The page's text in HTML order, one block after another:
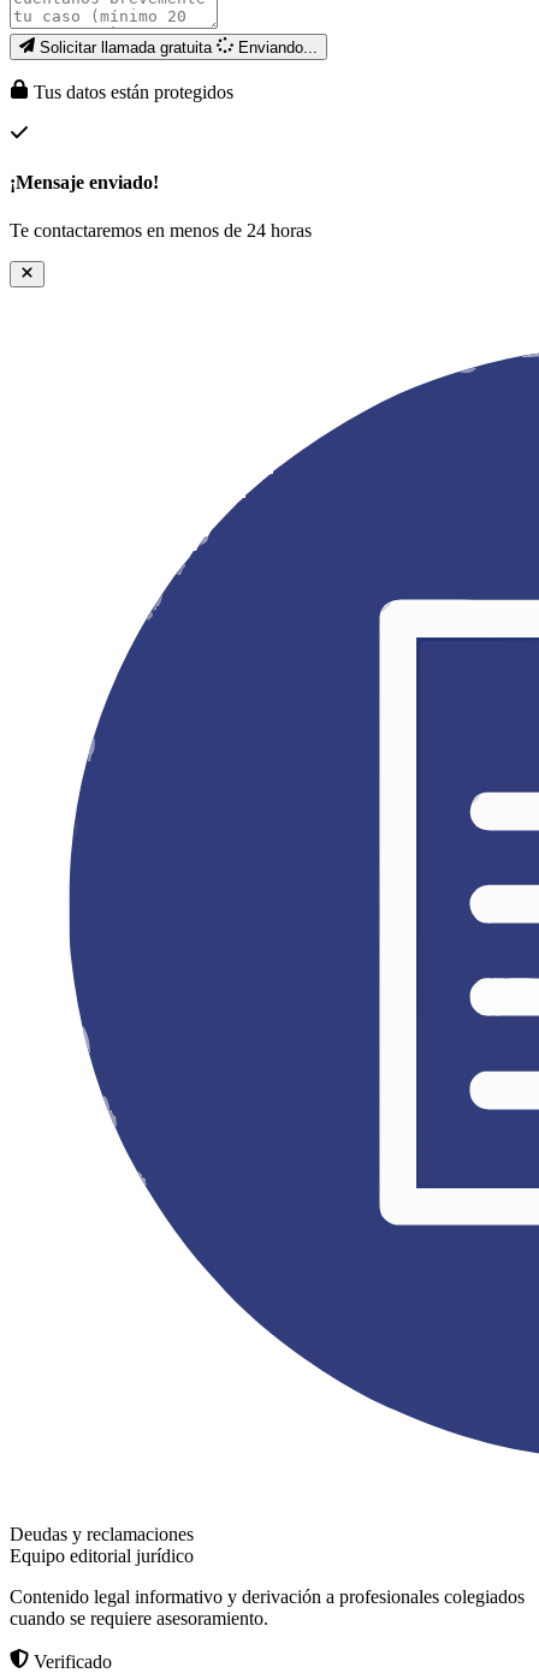
Solicitar llamada gratuita Enviando...
Tus datos están protegidos
¡Mensaje enviado!
Te contactaremos en menos de 24 horas
Deudas y reclamaciones
Equipo editorial jurídico
Contenido legal informativo y derivación a profesionales colegiados
cuando se requiere asesoramiento.
Verificado